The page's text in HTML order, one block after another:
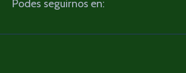
Podes seguirnos en: